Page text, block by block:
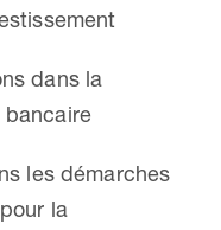
dans la
bancaire
les démarches
la